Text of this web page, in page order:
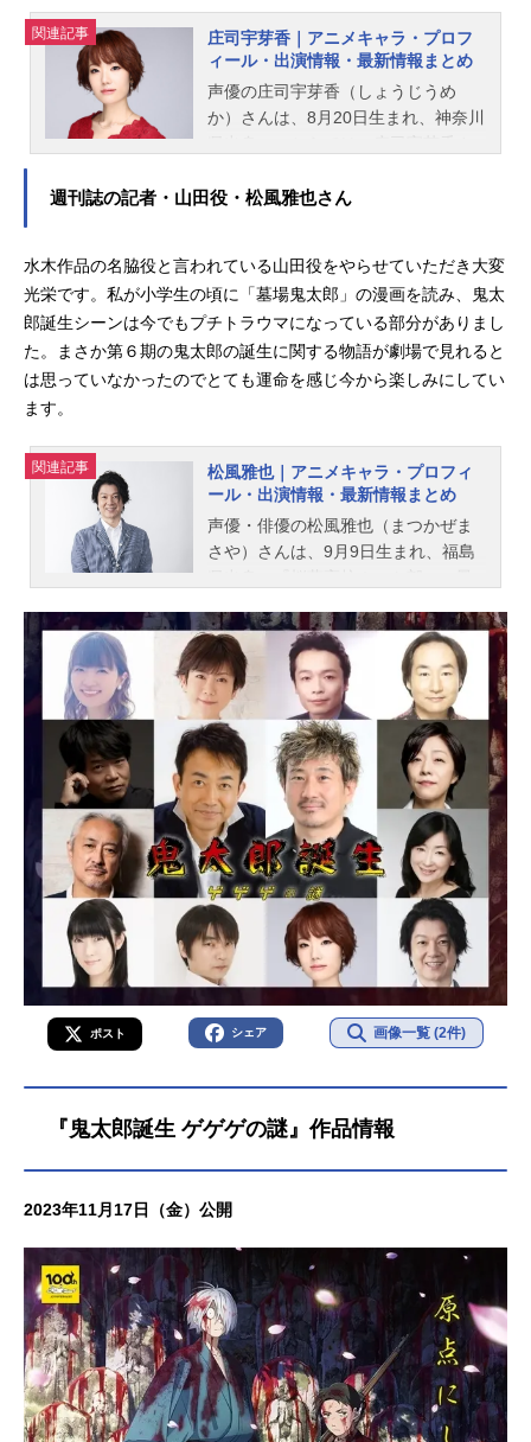
関連記事
庄司宇芽香｜アニメキャラ・プロフ
ィール・出演情報・最新情報まとめ
声優の庄司宇芽香（しょうじうめ
か）さんは、8月20日生まれ、神奈川
します。
週刊誌の記者・山田役・松風雅也さん
水木作品の名脇役と言われている山田役をやらせていただき大変
光栄です。私が小学生の頃に「墓場鬼太郎」の漫画を読み、鬼太
郎誕生シーンは今でもプチトラウマになっている部分がありまし
た。まさか第６期の鬼太郎の誕生に関する物語が劇場で見れると
は思っていなかったのでとても運命を感じ今から楽しみにしてい
ます。
関連記事
松風雅也｜アニメキャラ・プロフィ
ール・出演情報・最新情報まとめ
声優・俳優の松風雅也（まつかぜま
さや）さんは、9月9日生まれ、福島
の魅上照役など、人気作品のキャラ
クターを多く演じています。こちら
では、松風雅也さんのオススメ記事
をご紹介！
ポスト シェア 画像一覧 (2件)
『鬼太郎誕生 ゲゲゲの謎』作品情報
2023年11月17日（金）公開